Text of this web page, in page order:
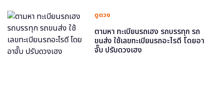
ดูดวง
ตามหา ทะเบียนรถเฮง รถบรรทุก รถ
ขนส่ง ใช้เลขทะเบียนรถอะไรดี โดยอา
จั๊บ ปรับดวงเฮง